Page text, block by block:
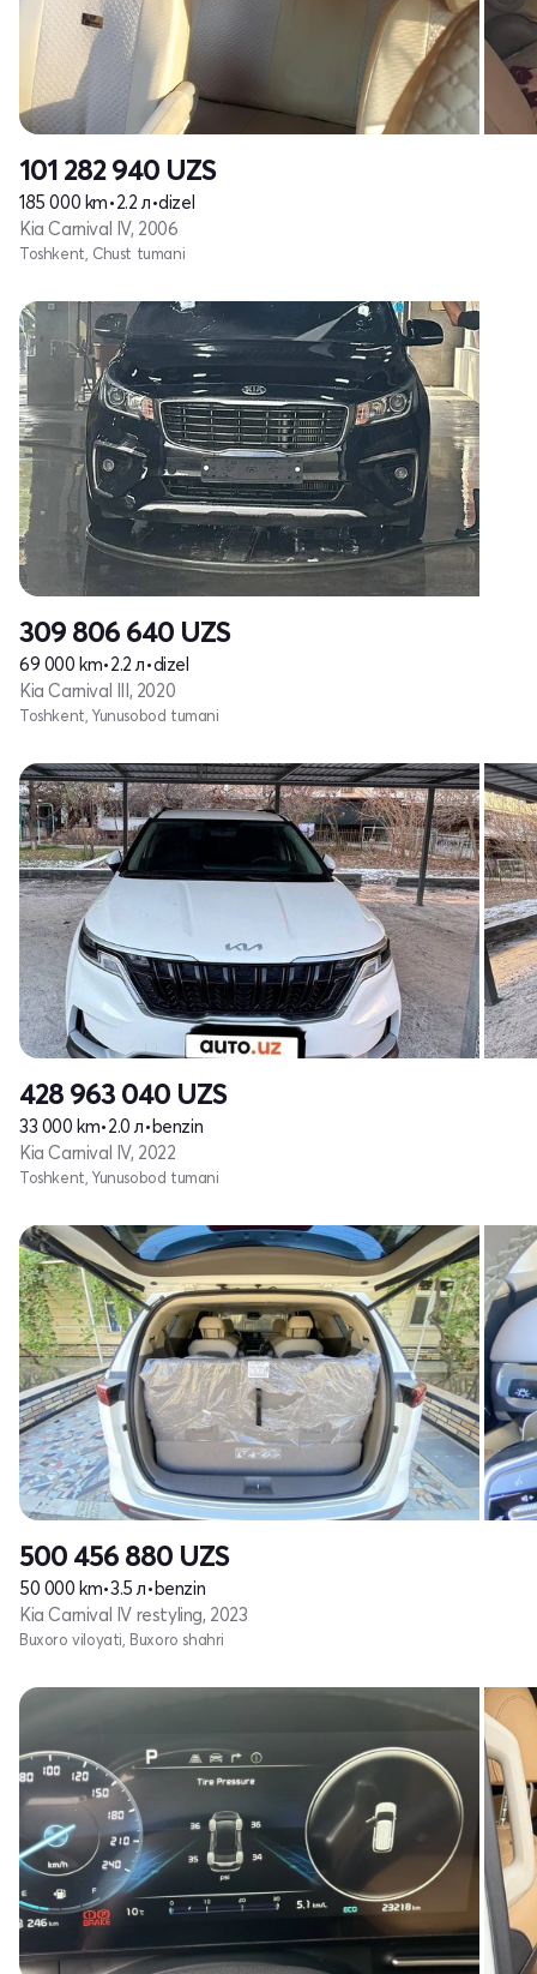
101 282 940 UZS
185 000 km•2.2 л•dizel
Kia Carnival IV, 2006
Toshkent, Chust tumani
309 806 640 UZS
69 000 km•2.2 л•dizel
Kia Carnival III, 2020
Toshkent, Yunusobod tumani
428 963 040 UZS
33 000 km•2.0 л•benzin
Kia Carnival IV, 2022
Toshkent, Yunusobod tumani
500 456 880 UZS
50 000 km•3.5 л•benzin
Kia Carnival IV restyling, 2023
Buxoro viloyati, Buxoro shahri